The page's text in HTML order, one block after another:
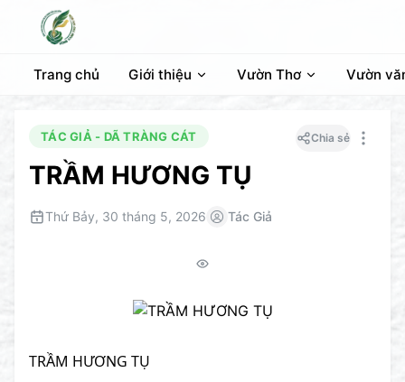
Trang chủ Giới thiệu Vườn Thơ Vườn
TÁC GIẢ - DÃ TRÀNG CÁT
TRẦM HƯƠNG TỤ
Chia sẻ
Thứ Bảy, 30 tháng 5, 2026 Tác Giả
TRẦM HƯƠNG TỤ